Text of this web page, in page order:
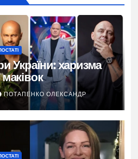
України: харизма
ПОТАПЕНКО ОЛЕКСАНДР